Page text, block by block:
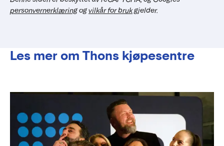
personvernerklæringogvilkår for brukgjelder.
Les mer om Thons kjøpesentre